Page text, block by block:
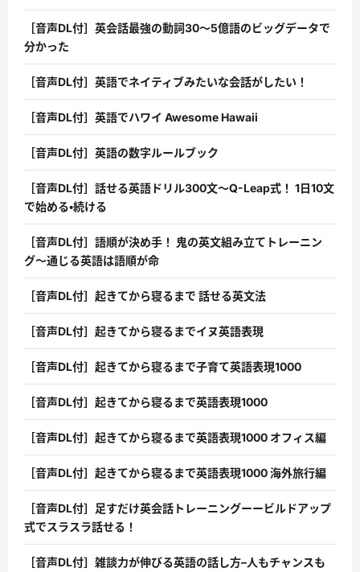
［音声DL付］英会話最強の動詞30〜5億語のビッグデータで
分かった
［音声DL付］英語でネイティブみたいな会話がしたい！
［音声DL付］英語でハワイ Awesome Hawaii
［音声DL付］英語の数字ルールブック
［音声DL付］話せる英語ドリル300文〜Q-Leap式！ 1日10文
で始める・続ける
［音声DL付］語順が決め手！ 鬼の英文組み立てトレーニン
グ〜通じる英語は語順が命
［音声DL付］起きてから寝るまで 話せる英文法
［音声DL付］起きてから寝るまでイヌ英語表現
［音声DL付］起きてから寝るまで子育て英語表現1000
［音声DL付］起きてから寝るまで英語表現1000
［音声DL付］起きてから寝るまで英語表現1000 オフィス編
［音声DL付］起きてから寝るまで英語表現1000 海外旅行編
［音声DL付］足すだけ英会話トレーニングーービルドアップ
式でスラスラ話せる！
［音声DL付］雑談力が伸びる英語の話し方–人もチャンスも